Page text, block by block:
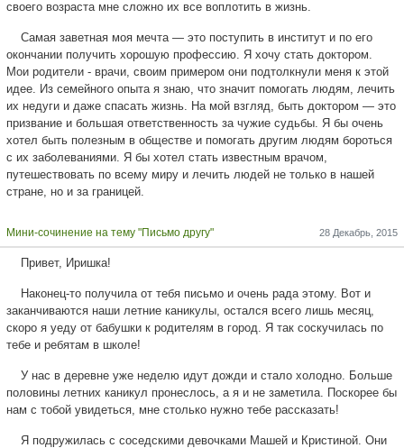
своего возраста мне сложно их все воплотить в жизнь.
Самая заветная моя мечта — это поступить в институт и по его
окончании получить хорошую профессию. Я хочу стать доктором.
Мои родители - врачи, своим примером они подтолкнули меня к этой
идее. Из семейного опыта я знаю, что значит помогать людям, лечить
их недуги и даже спасать жизнь. На мой взгляд, быть доктором — это
призвание и большая ответственность за чужие судьбы. Я бы очень
хотел быть полезным в обществе и помогать другим людям бороться
с их заболеваниями. Я бы хотел стать известным врачом,
путешествовать по всему миру и лечить людей не только в нашей
стране, но и за границей.
28 Декабрь, 2015
Мини-сочинение на тему "Письмо другу"
Привет, Иришка!
Наконец-то получила от тебя письмо и очень рада этому. Вот и
заканчиваются наши летние каникулы, остался всего лишь месяц,
скоро я уеду от бабушки к родителям в город. Я так соскучилась по
тебе и ребятам в школе!
У нас в деревне уже неделю идут дожди и стало холодно. Больше
половины летних каникул пронеслось, а я и не заметила. Поскорее бы
нам с тобой увидеться, мне столько нужно тебе рассказать!
Я подружилась с соседскими девочками Машей и Кристиной. Они